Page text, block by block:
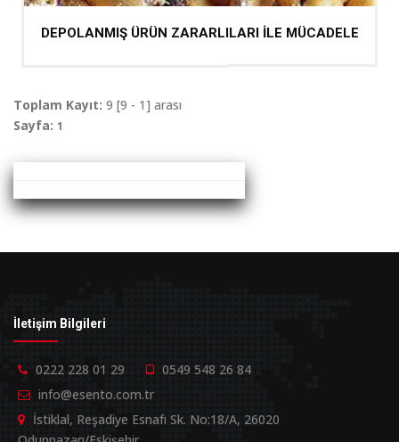
DEPOLANMIŞ ÜRÜN ZARARLILARI İLE MÜCADELE
Toplam Kayıt: 9 [9 - 1] arası
Sayfa: 1
İletişim Bilgileri
0222 228 01 29
0549 548 26 84
info@esento.com.tr
İstiklal, Reşadiye Esnafı Sk. No:18/A, 26020